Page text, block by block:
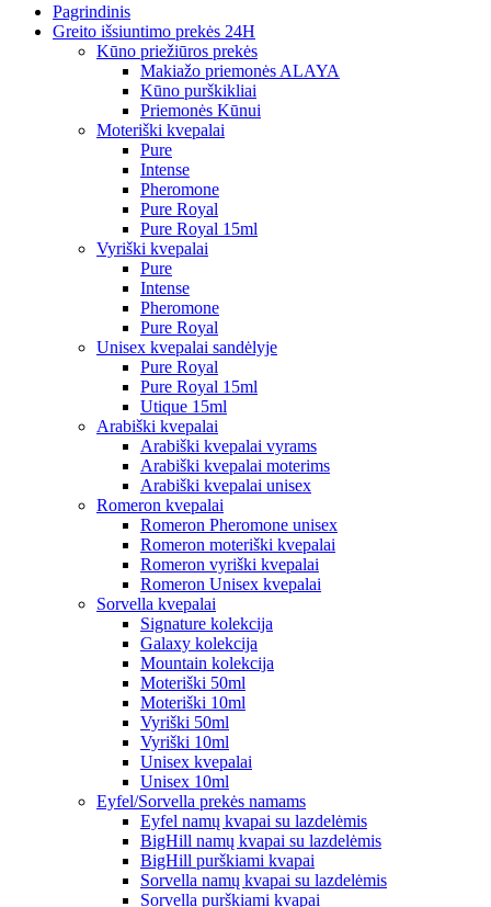
Pagrindinis
Greito išsiuntimo prekės 24H
Kūno priežiūros prekės
Makiažo priemonės ALAYA
Kūno purškikliai
Priemonės Kūnui
Moteriški kvepalai
Pure
Intense
Pheromone
Pure Royal
Pure Royal 15ml
Vyriški kvepalai
Pure
Intense
Pheromone
Pure Royal
Unisex kvepalai sandėlyje
Pure Royal
Pure Royal 15ml
Utique 15ml
Arabiški kvepalai
Arabiški kvepalai vyrams
Arabiški kvepalai moterims
Arabiški kvepalai unisex
Romeron kvepalai
Romeron Pheromone unisex
Romeron moteriški kvepalai
Romeron vyriški kvepalai
Romeron Unisex kvepalai
Sorvella kvepalai
Signature kolekcija
Galaxy kolekcija
Mountain kolekcija
Moteriški 50ml
Moteriški 10ml
Vyriški 50ml
Vyriški 10ml
Unisex kvepalai
Unisex 10ml
Eyfel/Sorvella prekės namams
Eyfel namų kvapai su lazdelėmis
BigHill namų kvapai su lazdelėmis
BigHill purškiami kvapai
Sorvella namų kvapai su lazdelėmis
Sorvella purškiami kvapai